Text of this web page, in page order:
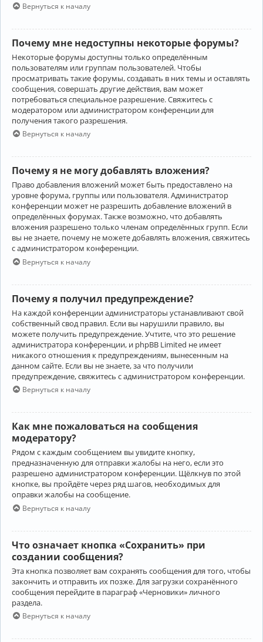
Вернуться к началу
Почему мне недоступны некоторые форумы?
Некоторые форумы доступны только определённым
пользователям или группам пользователей. Чтобы
просматривать такие форумы, создавать в них темы и оставлять
сообщения, совершать другие действия, вам может
потребоваться специальное разрешение. Свяжитесь с
модератором или администратором конференции для
получения такого разрешения.
Вернуться к началу
Почему я не могу добавлять вложения?
Право добавления вложений может быть предоставлено на
уровне форума, группы или пользователя. Администратор
конференции может не разрешить добавление вложений в
определённых форумах. Также возможно, что добавлять
вложения разрешено только членам определённых групп. Если
вы не знаете, почему не можете добавлять вложения, свяжитесь
с администратором конференции.
Вернуться к началу
Почему я получил предупреждение?
На каждой конференции администраторы устанавливают свой
собственный свод правил. Если вы нарушили правило, вы
можете получить предупреждение. Учтите, что это решение
администратора конференции, и phpBB Limited не имеет
никакого отношения к предупреждениям, вынесенным на
данном сайте. Если вы не знаете, за что получили
предупреждение, свяжитесь с администратором конференции.
Вернуться к началу
Как мне пожаловаться на сообщения
модератору?
Рядом с каждым сообщением вы увидите кнопку,
предназначенную для отправки жалобы на него, если это
разрешено администратором конференции. Щёлкнув по этой
кнопке, вы пройдёте через ряд шагов, необходимых для
оправки жалобы на сообщение.
Вернуться к началу
Что означает кнопка «Сохранить» при
создании сообщения?
Эта кнопка позволяет вам сохранять сообщения для того, чтобы
закончить и отправить их позже. Для загрузки сохранённого
сообщения перейдите в параграф «Черновики» личного
раздела.
Вернуться к началу